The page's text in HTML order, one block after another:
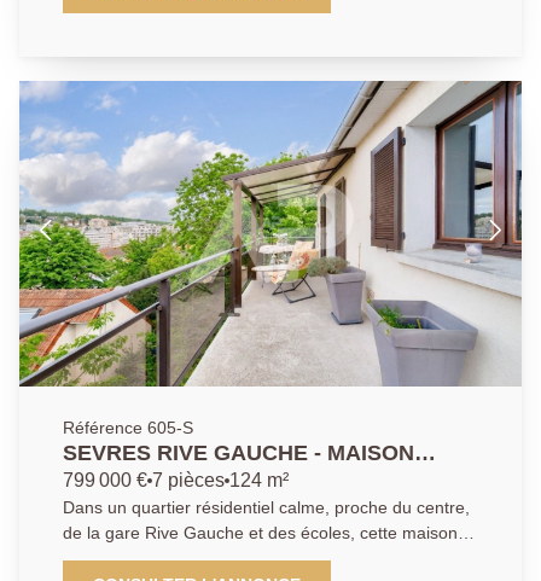
ouvrant sur un balcon avec une superbe vue
traversant, nombreux rangements, vous disposerez
aussi d'une cave.
Référence 605-S
SEVRES RIVE GAUCHE - MAISON
FAMILIALE
799 000 € 7 pièces 124 m²
Dans un quartier résidentiel calme, proche du centre,
de la gare Rive Gauche et des écoles, cette maison
édifiée en 1982 bénéficie de belles vues dominantes